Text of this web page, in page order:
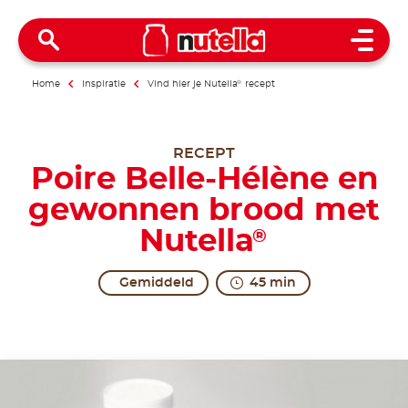
Open
Home Inspiratie Vind hier je Nutella® recept
RECEPT
Poire Belle-Hélène en
gewonnen brood met
Nutella®
Gemiddeld 45 min